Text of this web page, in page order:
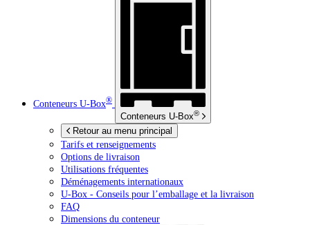
Conteneurs U-Box®
Conteneurs U-Box®
Retour au menu principal
Tarifs et renseignements
Options de livraison
Utilisations fréquentes
Déménagements internationaux
U-Box - Conseils pour l’emballage et la livraison
FAQ
Dimensions du conteneur